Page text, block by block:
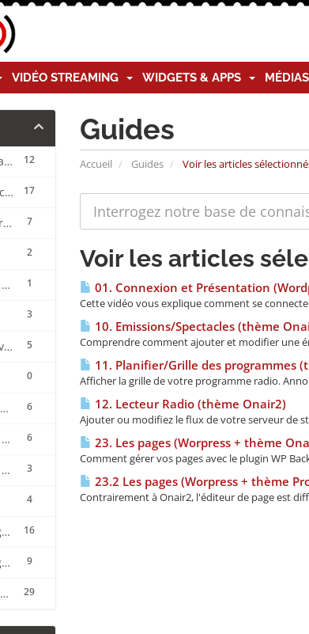
VIDÉO STREAMING WIDGETS & APPS MÉDIAS
Guides
Accueil Guides Voir les articles
12
1. Guide d'utilisation de base CentovaCast
17
2. Guide d'utilisation avancée CentovaCast
7
3. Intégration sur site internet CentovaCast
2
1
4. Statisitques et rapports CentovaCast
3
5
Foire aux questions CentovaCast
0
6
Manager Radio STREAMING CENTER
6
Manager Streaming Vidéo TVMCP
3
Manager Streaming Vidéo VDO
4
16
Tutoriels vidéos du Manager Radio CentovaCast
9
Tutoriels vidéos du Manager Radio STREAMING CENTER
29
Tutoriels vidéos et pdf du CMS Radio Wordpress + OnAir2/Pro.Radio
Voir les articles
01. Connexion et Présentation
Cette vidéo vous explique comment se
10. Emissions/Spectacles (thème
Comprendre comment ajouter et modifier une
11. Planifier/Grille des programmes
Afficher la grille de votre programme radio.
12. Lecteur Radio (thème Onair2)
Ajouter ou modifiez le flux de votre serveur de
23. Les pages (Worpress + thème
Comment gérer vos pages avec le plugin WP
23.2 Les pages (Worpress + thème
Contrairement à Onair2, l'éditeur de page est